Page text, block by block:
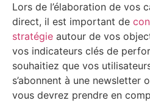
Lors de l’élaboration de vos
direct, il est important de
stratégie autour de vos
vos indicateurs clés de
souhaitiez que vos
s’abonnent à une newsletter
vous devrez prendre en